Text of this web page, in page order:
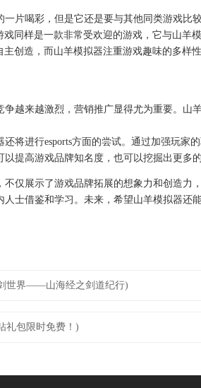
片喝彩，但是它还是要与其他同类游戏比
同样是一款非常受欢迎的游戏，它与山羊
创造，而山羊模拟器注重游戏趣味的多样
越来越激烈，营销推广显得尤为重要。
将进行esports方面的尝试。通过加强玩
提高游戏品牌知名度，也可以挖掘出更多的
仅展示了游戏品牌拓展的想象力和创造力
士借鉴和学习。未来，希望山羊模拟器还
世界——山海经之剑道纪行)
礼包限时免费！)